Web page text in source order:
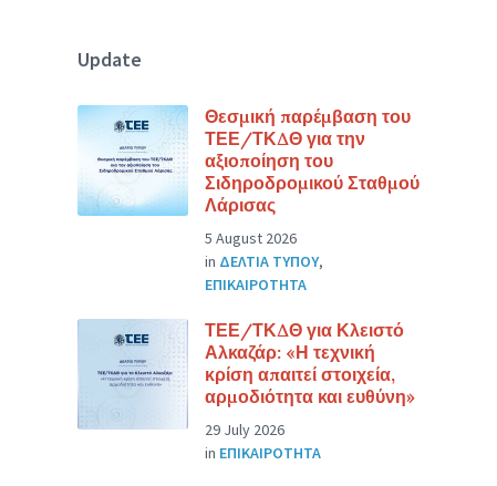
Update
Θεσμική παρέμβαση του
ΤΕΕ/ΤΚΔΘ για την
αξιοποίηση του
Σιδηροδρομικού Σταθμού
Λάρισας
5 August 2026
in ΔΕΛΤΙΑ ΤΥΠΟΥ,
ΕΠΙΚΑΙΡΟΤΗΤΑ
ΤΕΕ/ΤΚΔΘ για Κλειστό
Αλκαζάρ: «Η τεχνική
κρίση απαιτεί στοιχεία,
αρμοδιότητα και ευθύνη»
29 July 2026
in ΕΠΙΚΑΙΡΟΤΗΤΑ